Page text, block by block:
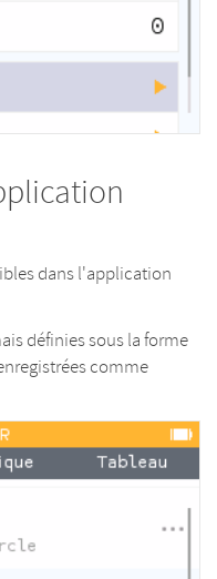
dans l'application
définies sous la forme
comme